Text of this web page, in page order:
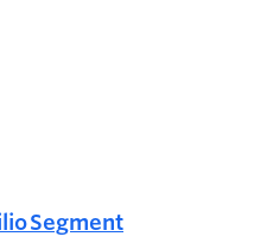
Segment